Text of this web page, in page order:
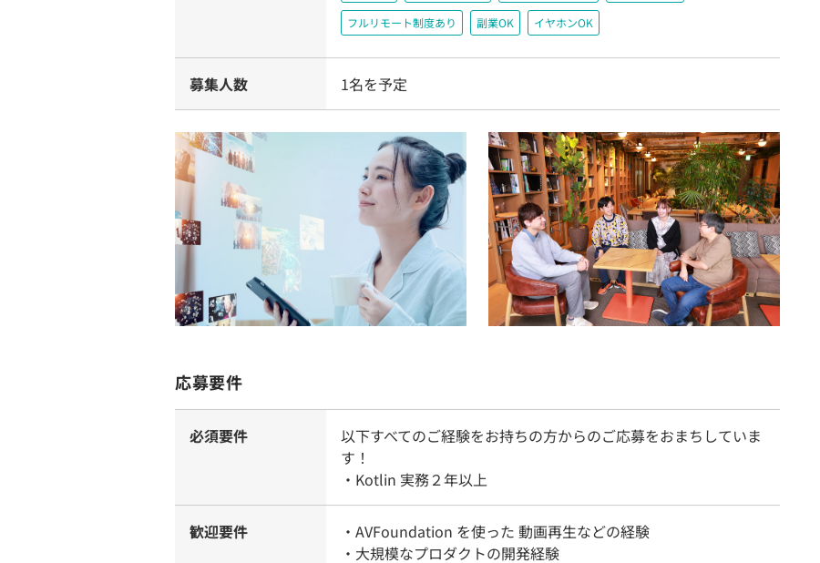
フルリモート制度あり 副業OK イヤホンOK
募集人数 1名を予定
応募要件
必須要件
以下すべてのご経験をお持ちの方からのご応募をおまちしていま
す！
・Kotlin 実務２年以上
歓迎要件
・AVFoundation を使った 動画再生などの経験
・大規模なプロダクトの開発経験